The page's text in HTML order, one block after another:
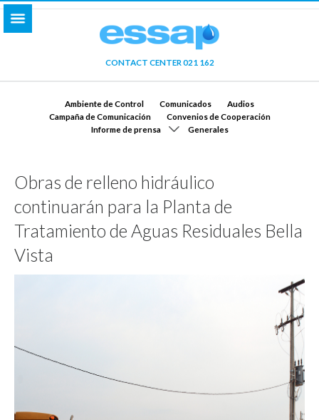
CONTACT CENTER 021 162
Ambiente de Control Comunicados
Audios
Campaña de Comunicación
Convenios de Cooperación
Informe de prensa
Generales
Obras de relleno hidráulico
continuarán para la Planta de
Tratamiento de Aguas Residuales Bella
Vista